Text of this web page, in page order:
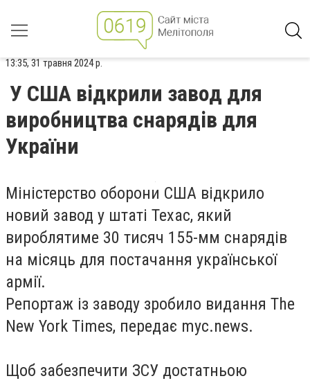
13:35, 31 травня 2024 р.
У США відкрили завод для
виробництва снарядів для
України
Міністерство оборони США відкрило
новий завод у штаті Техас, який
вироблятиме 30 тисяч 155-мм снарядів
на місяць для постачання української
армії.
Репортаж із заводу зробило видання The
New York Times, передає myc.news.
Щоб забезпечити ЗСУ достатньою